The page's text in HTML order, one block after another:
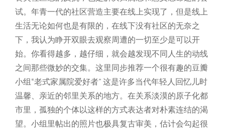
试。年青一代的社区营造主要在线上实现了，但是线上
生活无论如何也是有限的，在线下没有社区的无奈之
下，我认为睁开双眼去观察周遭的一切至少是可以开
始。你看得越多，越仔细，就会越发现不同人生的动线
之间那些微妙的交集。这里同步推荐一个很有趣的豆瓣
小组“老式家属院爱好者” 这是许多当代年轻人回忆儿时
温馨、亲近的邻里关系的地方。在关系淡漠的原子化都
市里，孤独的个体以这样的方式表达者对朴素连结的渴
望。小组里帖出的照片也极具复古审美，估计会勾起很